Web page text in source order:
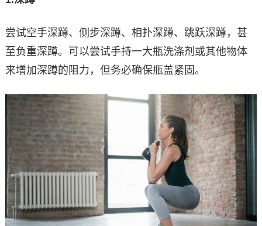
尝试空手深蹲、侧步深蹲、相扑深蹲、跳跃深蹲，甚
至负重深蹲。可以尝试手持一大瓶洗涤剂或其他物体
来增加深蹲的阻力，但务必确保瓶盖紧固。